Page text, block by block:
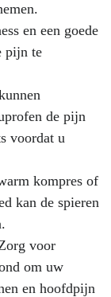
en een goede
pijn te
de pijn
voordat u
kompres of
kan de spieren
voor
om uw
en hoofdpijn